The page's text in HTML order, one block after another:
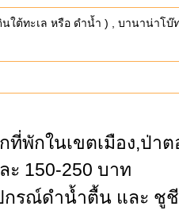
นใต้ทะเล หรือ ดำน้ำ ) , บานาน่าโบ๊
ที่พักในเขตเมือง,ป่า
ะ 150-250 บาท
กรณ์ดำน้ำตื้น และ ชู